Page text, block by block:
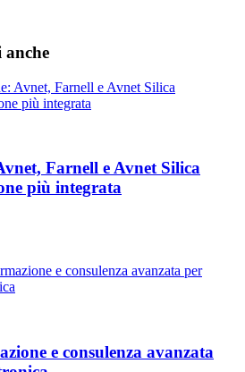
anche
Farnell e Avnet Silica
più integrata
e consulenza avanzata